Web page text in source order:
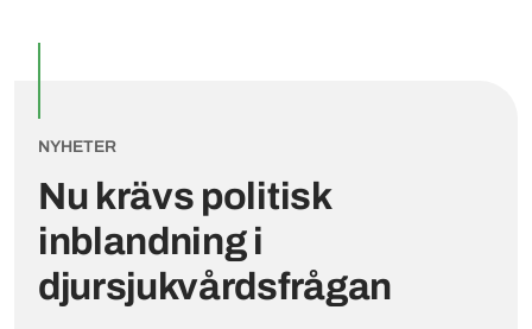
Nu krävs politisk
inblandning i
djursjukvårdsfrågan
NYHETER